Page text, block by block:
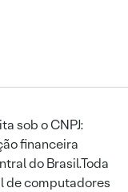
sob o CNPJ:
financeira
do Brasil.Toda
de computadores